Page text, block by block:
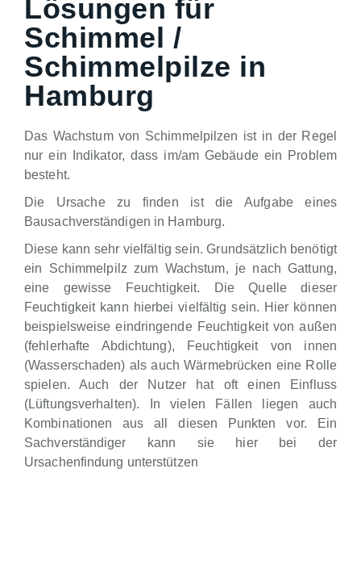
Lösungen für
Schimmel /
Schimmelpilze in
Hamburg
Das Wachstum von Schimmelpilzen ist in der Regel
nur ein Indikator, dass im/am Gebäude ein Problem
besteht.
Die Ursache zu finden ist die Aufgabe eines
Bausachverständigen in Hamburg.
Diese kann sehr vielfältig sein. Grundsätzlich benötigt
ein Schimmelpilz zum Wachstum, je nach Gattung,
eine gewisse Feuchtigkeit. Die Quelle dieser
Feuchtigkeit kann hierbei vielfältig sein. Hier können
beispielsweise eindringende Feuchtigkeit von außen
(fehlerhafte Abdichtung), Feuchtigkeit von innen
(Wasserschaden) als auch Wärmebrücken eine Rolle
spielen. Auch der Nutzer hat oft einen Einfluss
(Lüftungsverhalten). In vielen Fällen liegen auch
Kombinationen aus all diesen Punkten vor. Ein
Sachverständiger kann sie hier bei der
Ursachenfindung unterstützen